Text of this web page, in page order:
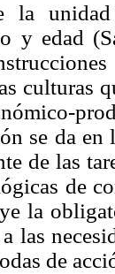
la
y edad
culturas
se da
de las
de
la
las
de